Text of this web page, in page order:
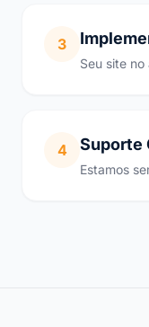
3
Seu site
4 Suporte
Estamos